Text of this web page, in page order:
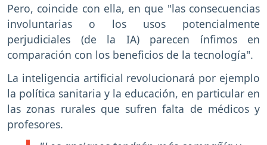
Pero, coincide con ella, en que "las consecuencias
involuntarias o los usos potencialmente
perjudiciales (de la IA) parecen ínfimos en
comparación con los beneficios de la tecnología".
La inteligencia artificial revolucionará por ejemplo
la política sanitaria y la educación, en particular en
las zonas rurales que sufren falta de médicos y
profesores.